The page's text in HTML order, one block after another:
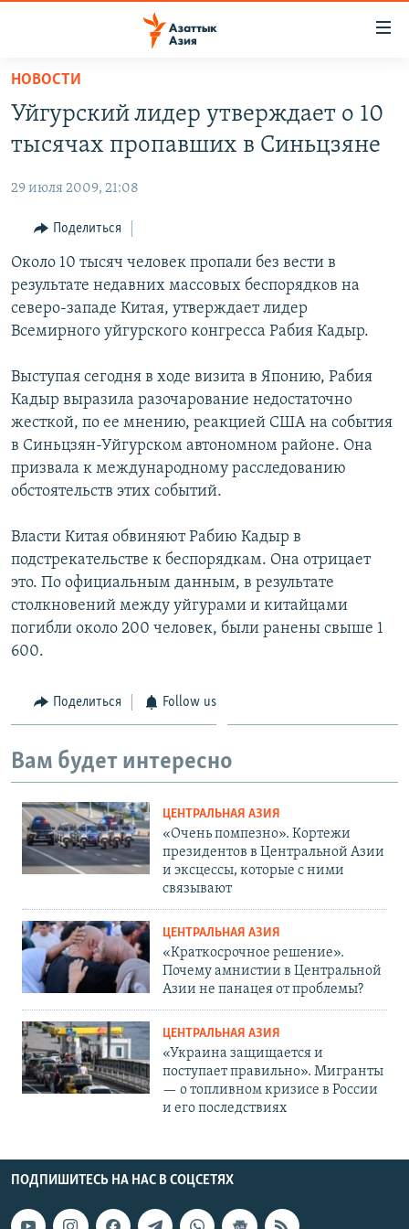
Вернуться
основному
содержанию
навигации
Вернутся
поиску
КАЗАХСТАН
УЗБЕКИСТАН
ТАДЖИКИСТАН
НОВОСТИ
ВОЙНА В УКРАИНЕ
НА ДРУГИХ ЯЗЫКАХ
ҚАЗАҚША
КЫРГЫЗЧА
ЎЗБЕКЧА
ТОҶИКӢ
Все сайты РСЕ/РС
НОВОСТИ
Уйгурский лидер утверждает о 10
тысячах пропавших в Синьцзяне
29 июля 2009, 21:08
Поделиться
Около 10 тысяч человек пропали без вести в
результате недавних массовых беспорядков на
северо-западе Китая, утверждает лидер
Всемирного уйгурского конгресса Рабия Кадыр.
Выступая сегодня в ходе визита в Японию, Рабия
Кадыр выразила разочарование недостаточно
жесткой, по ее мнению, реакцией США на события
в Синьцзян-Уйгурском автономном районе. Она
призвала к международному расследованию
обстоятельств этих событий.
Власти Китая обвиняют Рабию Кадыр в
подстрекательстве к беспорядкам. Она отрицает
это. По официальным данным, в результате
столкновений между уйгурами и китайцами
погибли около 200 человек, были ранены свыше 1
600.
Поделиться Follow us
Вам будет интересно
ЦЕНТРАЛЬНАЯ АЗИЯ
«Очень помпезно». Кортежи
президентов в Центральной Азии
и эксцессы, которые с ними
связывают
ЦЕНТРАЛЬНАЯ АЗИЯ
«Краткосрочное решение».
Почему амнистии в Центральной
Азии не панацея от проблемы?
ЦЕНТРАЛЬНАЯ АЗИЯ
«Украина защищается и
поступает правильно». Мигранты
— о топливном кризисе в России
и его последствиях
ПОДПИШИТЕСЬ НА НАС В СОЦСЕТЯХ